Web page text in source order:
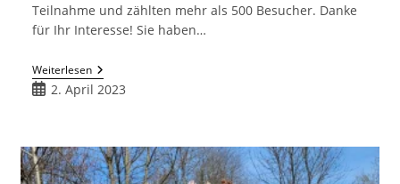
Teilnahme und zählten mehr als 500 Besucher. Danke
für Ihr Interesse! Sie haben…
WeiterlesenTag
Der
Offenen
Beitrag2. April 2023